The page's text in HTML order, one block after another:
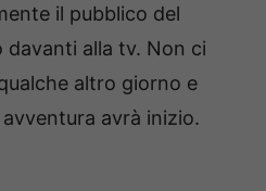
il pubblico del
alla tv. Non ci
altro giorno e
avrà inizio.